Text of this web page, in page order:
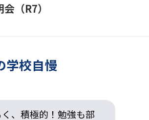
（R7）
学校自慢
、積極的！勉強も部